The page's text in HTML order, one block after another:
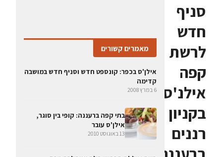
סניף
חדש
לרשת
קפה
אילנ'ס
בקניון
רננים
מאמרים קשורים
אילן'ס בכפר: קונספט חדש וסניף חדש במושבה
קדימה
6 במרץ 2008
בתי קפה ברעננה: קופי בין סוגר,
אילן'ס עובר
13 באוגוסט 2010